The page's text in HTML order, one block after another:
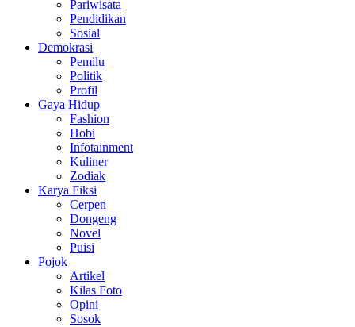
Pariwisata
Pendidikan
Sosial
Demokrasi
Pemilu
Politik
Profil
Gaya Hidup
Fashion
Hobi
Infotainment
Kuliner
Zodiak
Karya Fiksi
Cerpen
Dongeng
Novel
Puisi
Pojok
Artikel
Kilas Foto
Opini
Sosok